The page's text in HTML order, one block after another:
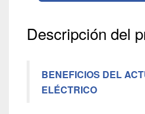
Descripción del
BENEFICIOS DEL
ELÉCTRICO